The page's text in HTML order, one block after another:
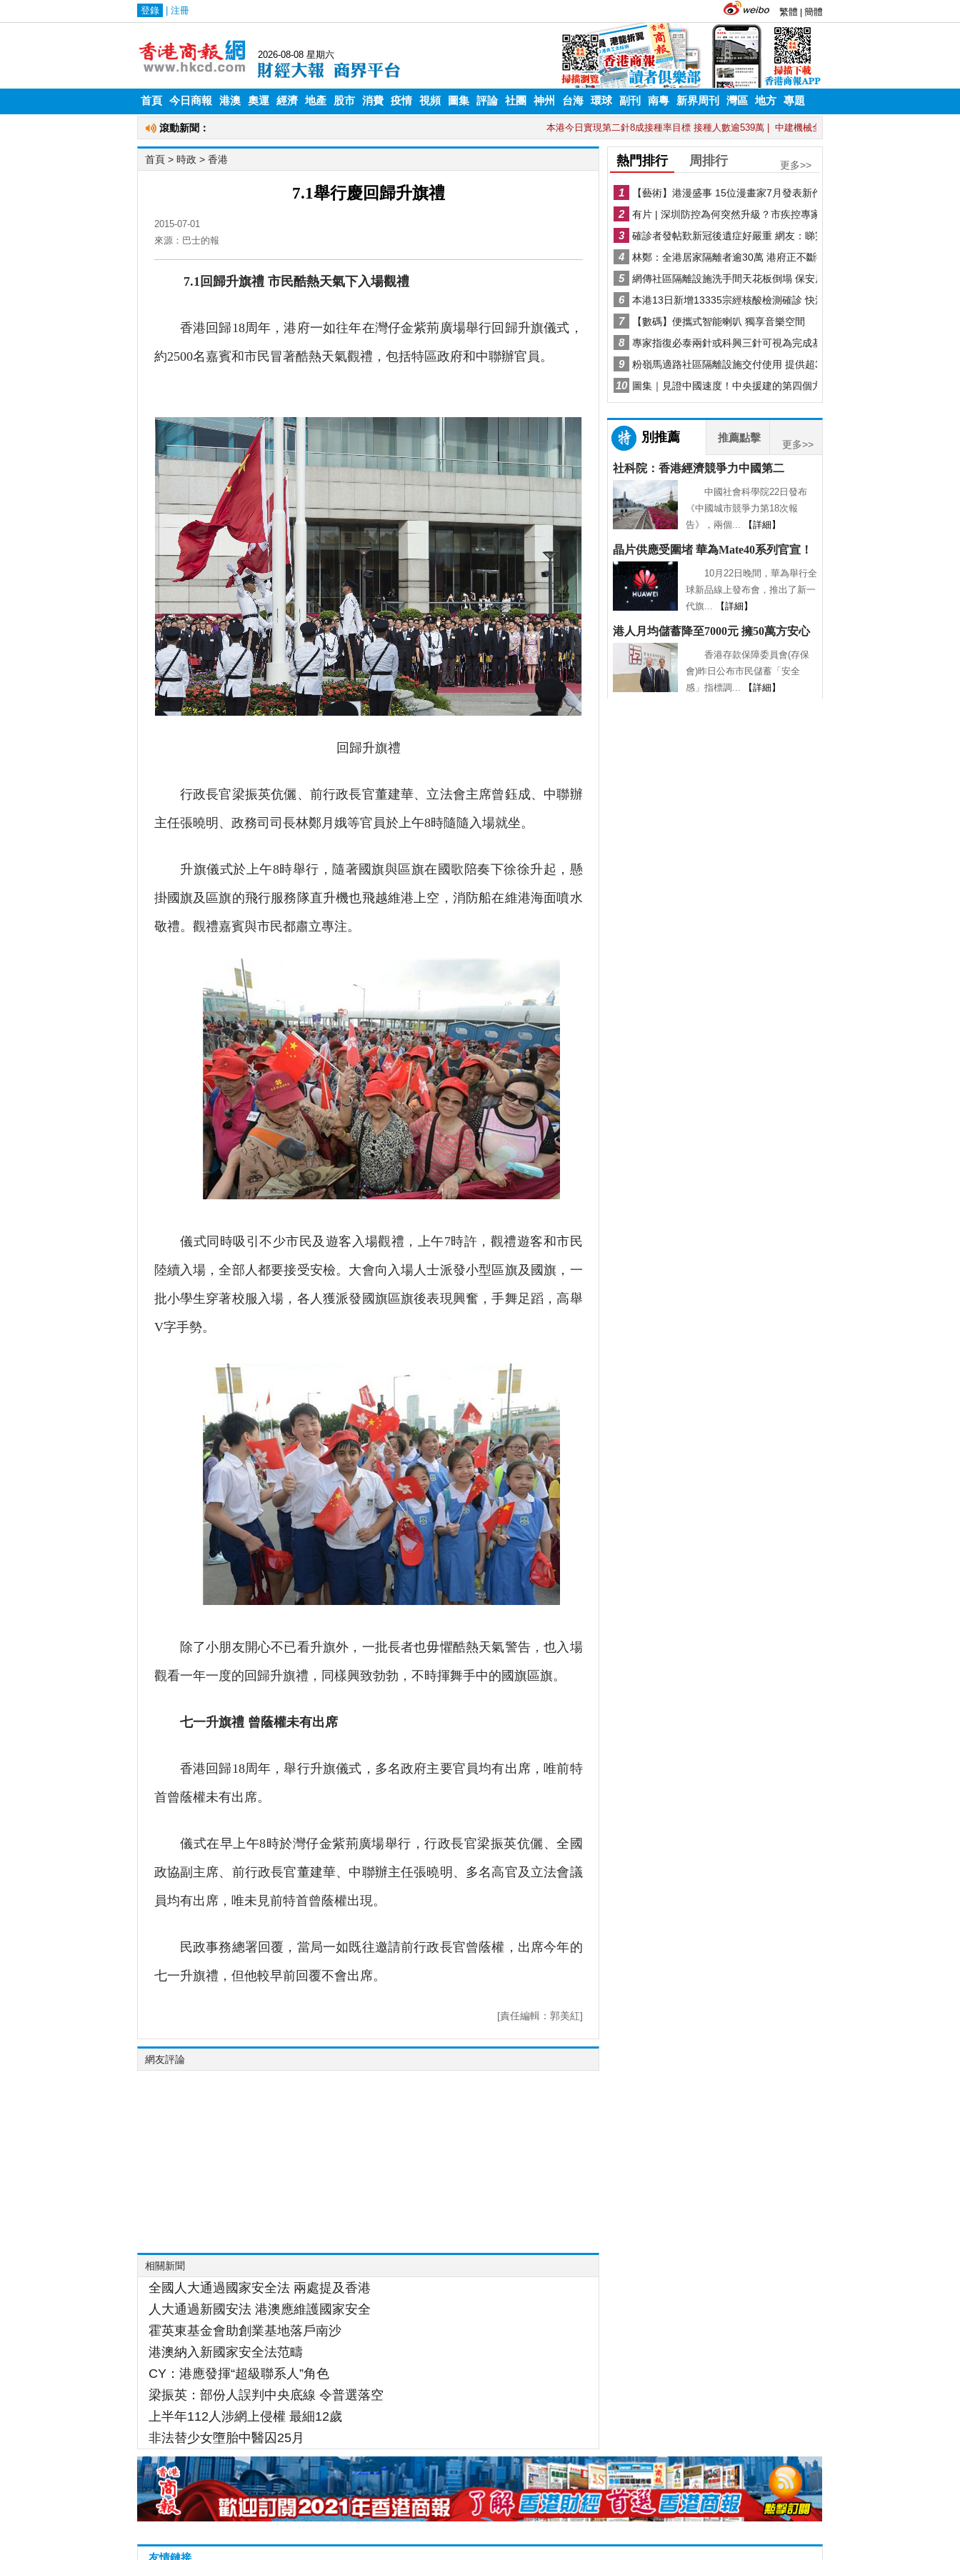
首頁 今日商報 港澳 奧運 經濟 地產 股市 消費 疫情 視頻 圖集 評論 社團 神州 台海 環球 副刊 南粵 新界周刊 灣區 地方 專題
首頁 > 時政 > 香港
7.1舉行慶回歸升旗禮
2015-07-01
來源：巴士的報
7.1回歸升旗禮 市民酷熱天氣下入場觀禮
香港回歸18周年，港府一如往年在灣仔金紫荊廣場舉行回歸升旗儀式，
約2500名嘉賓和市民冒著酷熱天氣觀禮，包括特區政府和中聯辦官員。
回歸升旗禮
行政長官梁振英伉儷、前行政長官董建華、立法會主席曾鈺成、中聯辦
主任張曉明、政務司司長林鄭月娥等官員於上午8時隨隨入場就坐。
升旗儀式於上午8時舉行，隨著國旗與區旗在國歌陪奏下徐徐升起，懸
掛國旗及區旗的飛行服務隊直升機也飛越維港上空，消防船在維港海面噴水
敬禮。觀禮嘉賓與市民都肅立專注。
儀式同時吸引不少市民及遊客入場觀禮，上午7時許，觀禮遊客和市民
陸續入場，全部人都要接受安檢。大會向入場人士派發小型區旗及國旗，一
批小學生穿著校服入場，各人獲派發國旗區旗後表現興奮，手舞足蹈，高舉
V字手勢。
除了小朋友開心不已看升旗外，一批長者也毋懼酷熱天氣警告，也入場
觀看一年一度的回歸升旗禮，同樣興致勃勃，不時揮舞手中的國旗區旗。
七一升旗禮 曾蔭權未有出席
香港回歸18周年，舉行升旗儀式，多名政府主要官員均有出席，唯前特
首曾蔭權未有出席。
儀式在早上午8時於灣仔金紫荊廣場舉行，行政長官梁振英伉儷、全國
政協副主席、前行政長官董建華、中聯辦主任張曉明、多名高官及立法會議
員均有出席，唯未見前特首曾蔭權出現。
民政事務總署回覆，當局一如既往邀請前行政長官曾蔭權，出席今年的
七一升旗禮，但他較早前回覆不會出席。
[責任編輯：郭美紅]
網友評論
相關新聞
全國人大通過國家安全法 兩處提及香港
人大通過新國安法 港澳應維護國家安全
霍英東基金會助創業基地落戶南沙
港澳納入新國家安全法范疇
CY：港應發揮“超級聯系人”角色
梁振英：部份人誤判中央底線 令普選落空
上半年112人涉網上侵權 最細12歲
非法替少女墮胎中醫囚25月